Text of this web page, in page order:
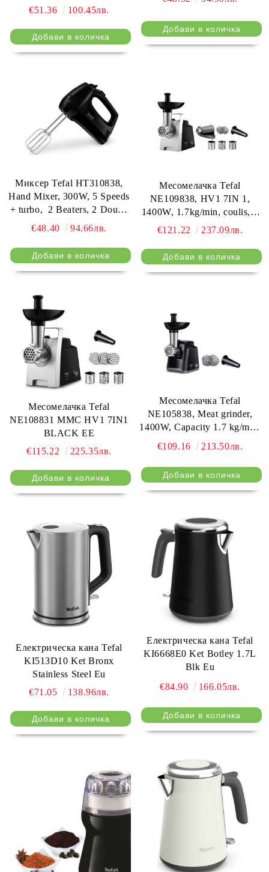
dough hooks, 5 speeds +
€51.36 100.45лв.
Миксер Tefal HT310838,
Hand Mixer, 300W, 5 Speeds
+ turbo, 2 Beaters, 2 Dough
hooks, black
€48.40 94.66лв.
Месомелачка Tefal
NE109838, HV1 7IN 1,
1400W, 1.7kg/min, coulis, 2
grids, shredder 3 drums,
€121.22 237.09лв.
Месомелачка Tefal
NE108831 MMC HV1 7IN1
BLACK EE
€115.22
225.35лв.
Месомелачка Tefal
NE105838, Meat grinder,
1400W, Capacity 1.7 kg/min,
Reverse function, Chopping
knife, 2 sausage accessories,
Black
€109.16 213.50лв.
Електрическа кана Tefal
KI513D10 Ket Bronx
Stainless Steel Eu
€71.05
138.96лв.
Електрическа кана Tefal
KI6668E0 Ket Botley 1.7L
Blk Eu
€84.90
166.05лв.